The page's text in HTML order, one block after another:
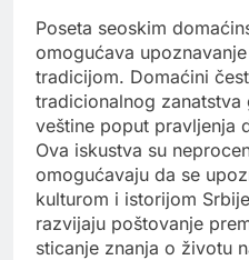
Poseta seoskim
omogućava
tradicijom. Domaćini
tradicionalnog zanatstva
veštine poput pravljenja
Ova iskustva su
omogućavaju da se
kulturom i istorijom
razvijaju poštovanje
sticanje znanja o životu